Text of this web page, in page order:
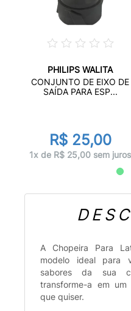
PHILIPS WALITA
CONJUNTO DE EIXO DE
SAÍDA PARA ESP...
R$ 25,00
1x de R$ 25,00 sem juros
A Chopeira Para
modelo ideal para
sabores da sua
transforme-a em
que quiser.